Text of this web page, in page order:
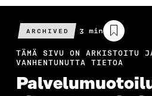
ARCHIVED
Arvioitu
lukuaika
3 min
TÄMÄ SIVU ON ARKISTOITU
VANHENTUNUTTA TIETOA